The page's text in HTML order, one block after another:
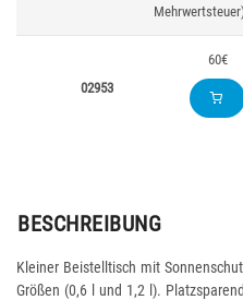
02953
60€
BESCHREIBUNG
Kleiner Beistelltisch mit
Größen (0,6 l und 1,2 l).